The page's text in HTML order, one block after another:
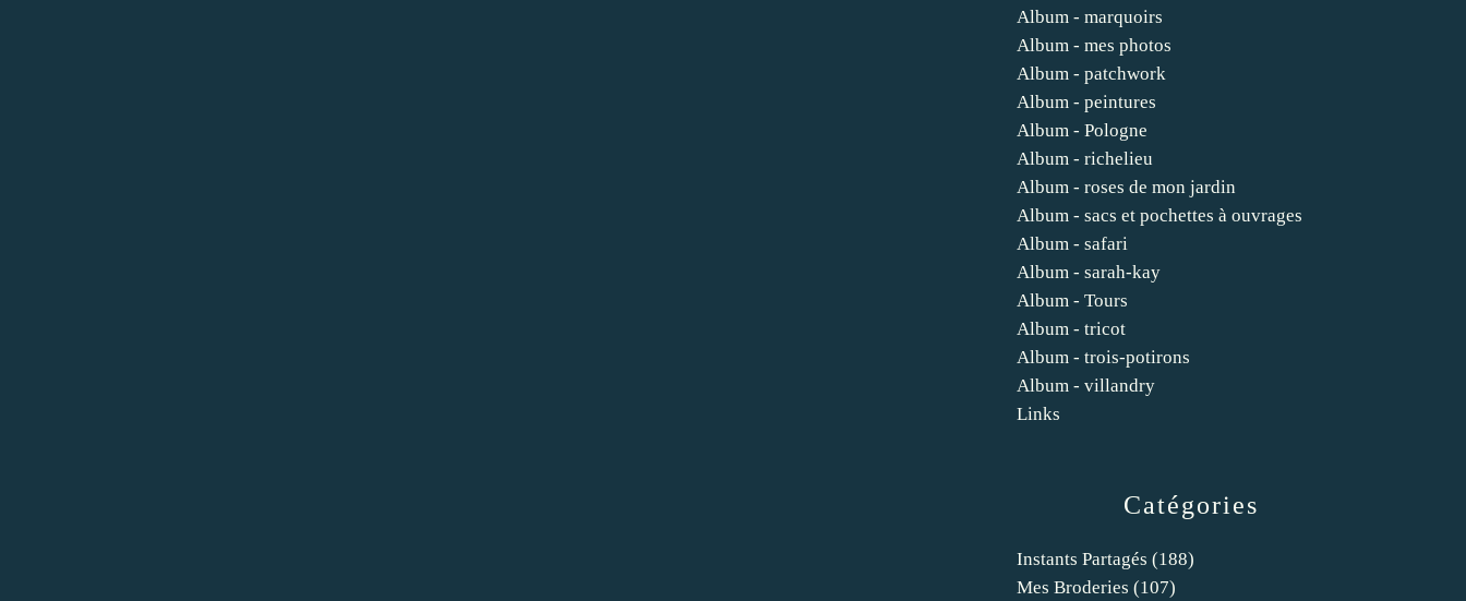
Catégories
Instants Partagés (188)
Mes Broderies (107)
Album - marquoirs
Album - mes photos
Album - patchwork
Album - peintures
Album - Pologne
Album - richelieu
Album - roses de mon jardin
Album - sacs et pochettes à ouvrages
Album - safari
Album - sarah-kay
Album - Tours
Album - tricot
Album - trois-potirons
Album - villandry
Links